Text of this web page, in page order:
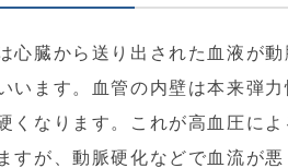
心臓から送り出された血液が
います。血管の内壁は本来弾
くなります。これが高血圧に
すが、動脈硬化などで血流が